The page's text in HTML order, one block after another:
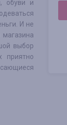
обуви и
И не
выбор
приятно